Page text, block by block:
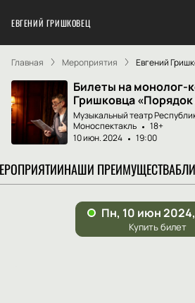
ЕВГЕНИЙ ГРИШКОВЕЦ
Главная Мероприятия Евгений
Билеты на монолог-
Гришковца «Порядок
Музыкальный театр
Моноспектакль
18+
10 июн. 2024
19:00
НАШИ ПРЕИМУЩЕСТВА